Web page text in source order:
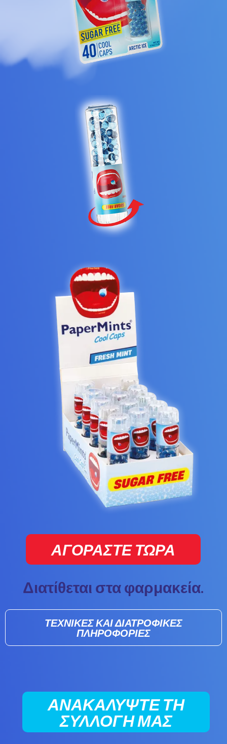
ΑΓΟΡΑΣΤΕ ΤΩΡΑ
Διατίθεται στα φαρμακεία.
ΤΕΧΝΙΚΕΣ ΚΑΙ ΔΙΑΤΡΟΦΙΚΕΣ
ΠΛΗΡΟΦΟΡΙΕΣ
ΑΝΑΚΑΛΎΨΤΕ ΤΗ
ΣΥΛΛΟΓΉ ΜΑΣ